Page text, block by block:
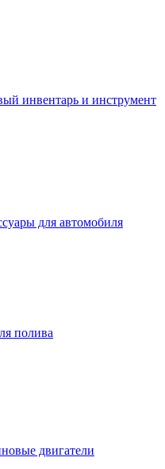
инвентарь и инструмент
для автомобиля
полива
двигатели